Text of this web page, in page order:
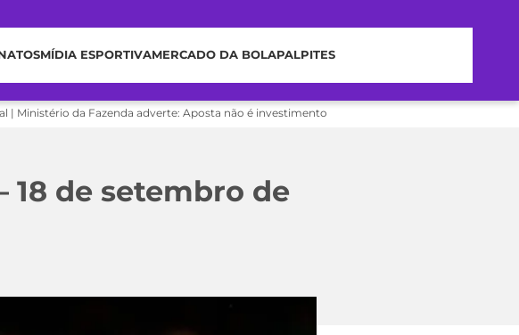
MÍDIA ESPORTIVAMERCADO DA BOLAPALPITES
| Ministério da Fazenda adverte: Aposta não é investimento
18 de setembro de